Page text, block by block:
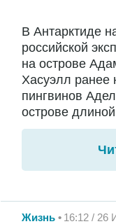
В Антарктиде
российской
на острове
Хасуэлл ранее
пингвинов
острове
Жизнь 16:12 / 26